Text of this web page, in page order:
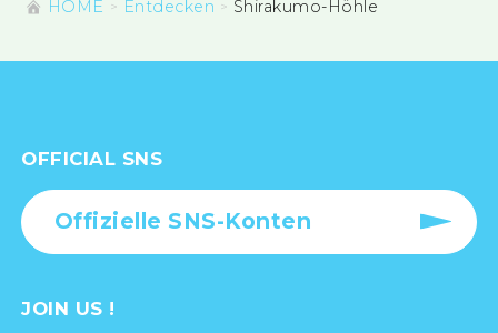
HOME Entdecken Shirakumo-Höhle
OFFICIAL SNS
Offizielle SNS-Konten
JOIN US !